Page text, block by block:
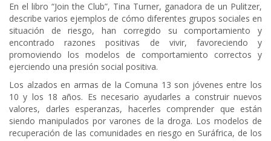
En el libro “Join the Club”, Tina Turner, ganadora de un Pulitzer,
describe varios ejemplos de cómo diferentes grupos sociales en
situación de riesgo, han corregido su comportamiento y
encontrado razones positivas de vivir, favoreciendo y
promoviendo los modelos de comportamiento correctos y
ejerciendo una presión social positiva.
Los alzados en armas de la Comuna 13 son jóvenes entre los
10 y los 18 años. Es necesario ayudarles a construir nuevos
valores, darles esperanzas, hacerles comprender que están
siendo manipulados por varones de la droga. Los modelos de
recuperación de las comunidades en riesgo en Suráfrica, de los